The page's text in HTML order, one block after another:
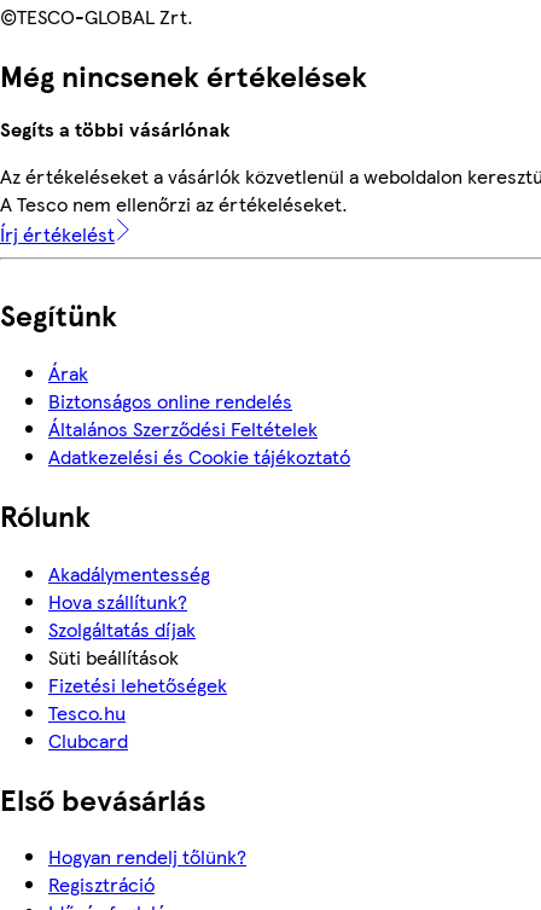
©TESCO-GLOBAL Zrt.
Még nincsenek értékelések
Segíts a többi vásárlónak
Az értékeléseket a vásárlók közvetlenül a weboldalon
A Tesco nem ellenőrzi az értékeléseket.
Írj értékelést
Segítünk
Árak
Biztonságos online rendelés
Általános Szerződési Feltételek
Adatkezelési és Cookie tájékoztató
Rólunk
Akadálymentesség
Hova szállítunk?
Szolgáltatás díjak
Süti beállítások
Fizetési lehetőségek
Tesco.hu
Clubcard
Első bevásárlás
Hogyan rendelj tőlünk?
Regisztráció